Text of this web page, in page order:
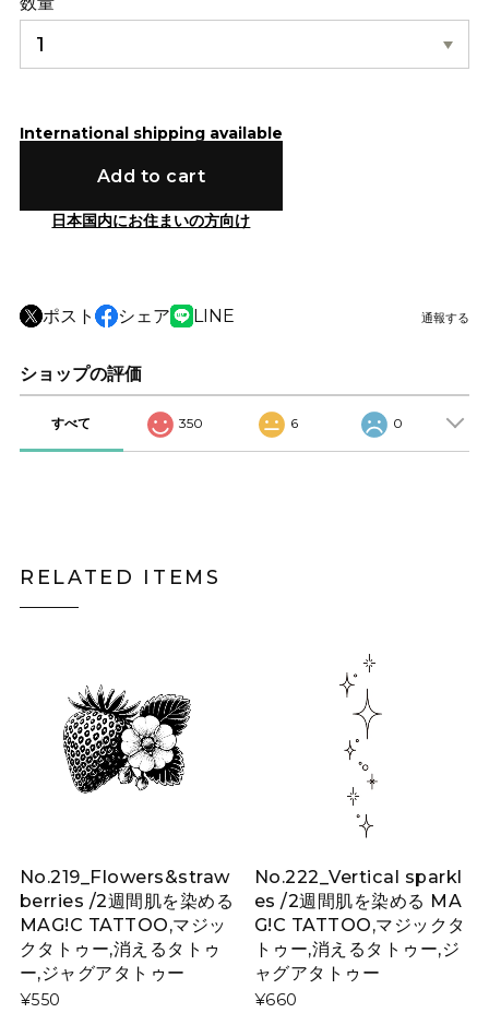
International shipping available
Add to cart
日本国内にお住まいの方向け
ポスト シェア LINE 通報する
ショップの評価
すべて 350 6 0
RELATED ITEMS
No.219_Flowers&straw
berries /2週間肌を染める
MAG!C TATTOO,マジッ
クタトゥー,消えるタトゥ
ー,ジャグアタトゥー
¥550
No.222_Vertical sparkl
es /2週間肌を染める MA
G!C TATTOO,マジックタ
トゥー,消えるタトゥー,ジ
ャグアタトゥー
¥660